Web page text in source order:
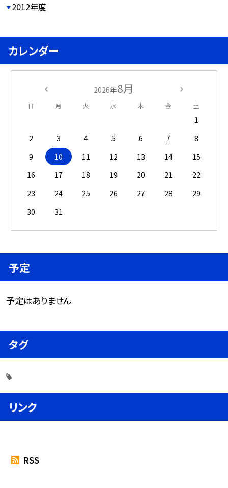
2012年度
カレンダー
2026年8月
日 月 火 水 木 金 土
1
2
3 4 5 6 7
8
9
10 11 12 13 14
15
16
17 18 19 20 21
22
23
24 25 26 27 28
29
30
31
予定
予定はありません
タグ
リンク
RSS